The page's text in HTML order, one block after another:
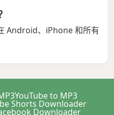
Android、iPhone 和所有
YouTube to MP3
Shorts Downloader
Downloader